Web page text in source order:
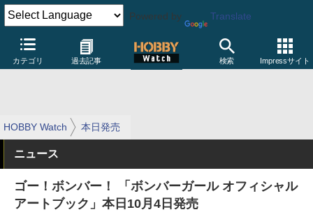
Powered by Translate
カテゴリ 過去記事 検索 Impressサイト
HOBBY Watch 本日発売
ニュース
ゴー！ボンバー！ 「ボンバーガール オフィシャル
アートブック」本日10月4日発売